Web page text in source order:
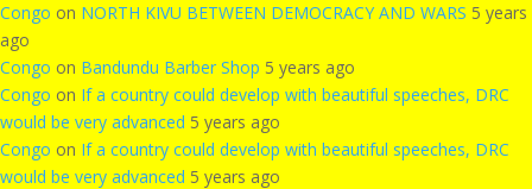
Congo on NORTH KIVU BETWEEN DEMOCRACY AND WARS 5 years
ago
Congo on Bandundu Barber Shop 5 years ago
Congo on If a country could develop with beautiful speeches, DRC
would be very advanced 5 years ago
Congo on If a country could develop with beautiful speeches, DRC
would be very advanced 5 years ago